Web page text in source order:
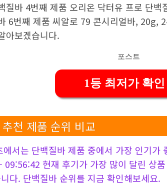
질바 4번째 제품 오리온 닥터유 프로 단
6번째 제품 씨알로 79 콘시리얼바, 20g,
아보겠습니다.
1등 최저가 확인
천 제품 순위 비교
에서는 단백질바 제품 중에서 가장 인기가
09:56:42 현재 후기가 가장 많이 달린 상
다. 단백질바 순위를 지금 확인해보세요.